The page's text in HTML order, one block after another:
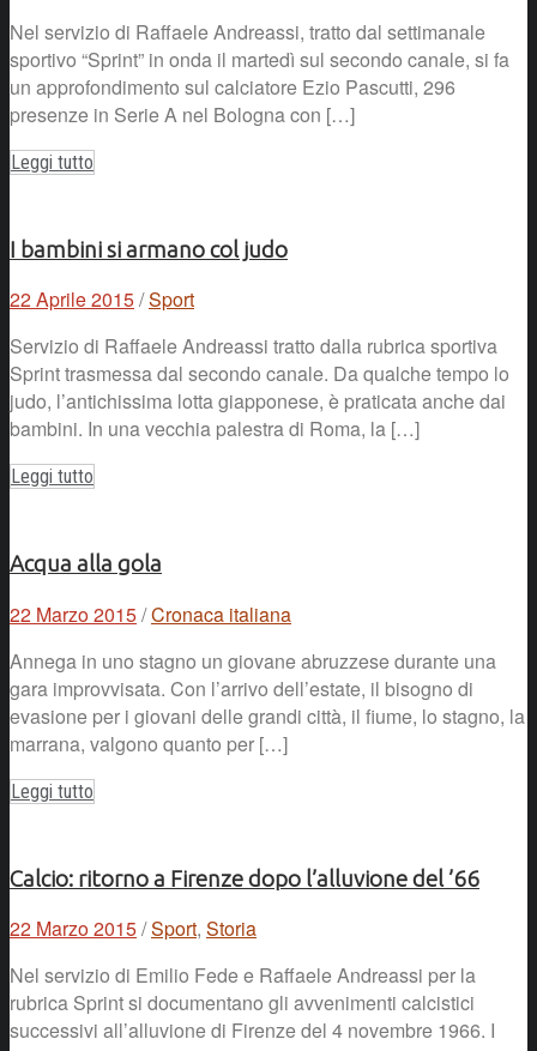
Nel servizio di Raffaele Andreassi, tratto dal settimanale
sportivo “Sprint” in onda il martedì sul secondo canale, si fa
un approfondimento sul calciatore Ezio Pascutti, 296
presenze in Serie A nel Bologna con […]
Leggi tutto
I bambini si armano col judo
22 Aprile 2015/Sport
Servizio di Raffaele Andreassi tratto dalla rubrica sportiva
Sprint trasmessa dal secondo canale. Da qualche tempo lo
judo, l’antichissima lotta giapponese, è praticata anche dai
bambini. In una vecchia palestra di Roma, la […]
Leggi tutto
Acqua alla gola
22 Marzo 2015/Cronaca italiana
Annega in uno stagno un giovane abruzzese durante una
gara improvvisata. Con l’arrivo dell’estate, il bisogno di
evasione per i giovani delle grandi città, il fiume, lo stagno, la
marrana, valgono quanto per […]
Leggi tutto
Calcio: ritorno a Firenze dopo l’alluvione del ’66
22 Marzo 2015/Sport, Storia
Nel servizio di Emilio Fede e Raffaele Andreassi per la
rubrica Sprint si documentano gli avvenimenti calcistici
successivi all’alluvione di Firenze del 4 novembre 1966. I